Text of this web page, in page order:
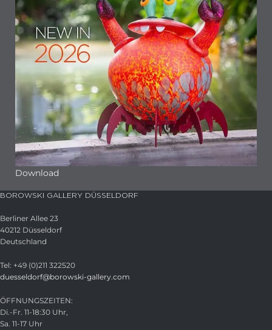
Download
BOROWSKI GALLERY DÜSSELDORF
Berliner Allee 23
40212 Düsseldorf
Deutschland
Tel: +49 (0)211 322520
duesseldorf@borowski-gallery.com
ÖFFNUNGSZEITEN:
Di.-Fr. 11-18:30 Uhr,
Sa. 11-17 Uhr